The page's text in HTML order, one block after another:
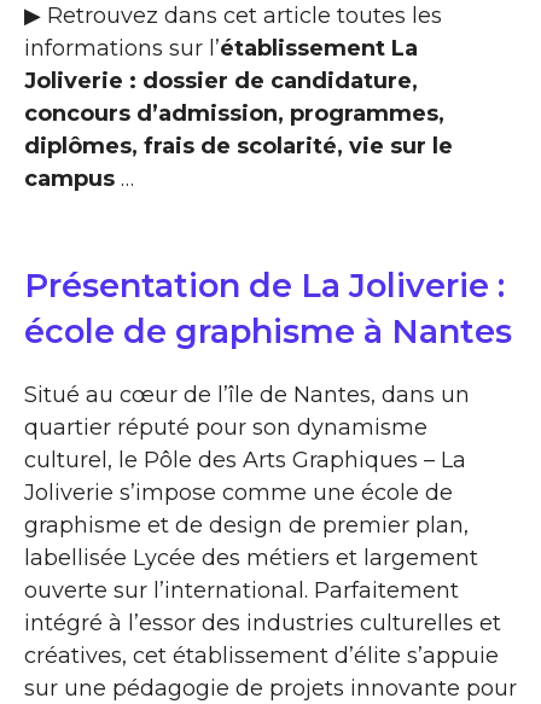
▶ Retrouvez dans cet article toutes les
informations sur l’établissement La
Joliverie : dossier de candidature,
concours d’admission, programmes,
diplômes, frais de scolarité, vie sur le
campus …
Présentation de La Joliverie :
école de graphisme à Nantes
Situé au cœur de l’île de Nantes, dans un
quartier réputé pour son dynamisme
culturel, le Pôle des Arts Graphiques – La
Joliverie s’impose comme une école de
graphisme et de design de premier plan,
labellisée Lycée des métiers et largement
ouverte sur l’international. Parfaitement
intégré à l’essor des industries culturelles et
créatives, cet établissement d’élite s’appuie
sur une pédagogie de projets innovante pour